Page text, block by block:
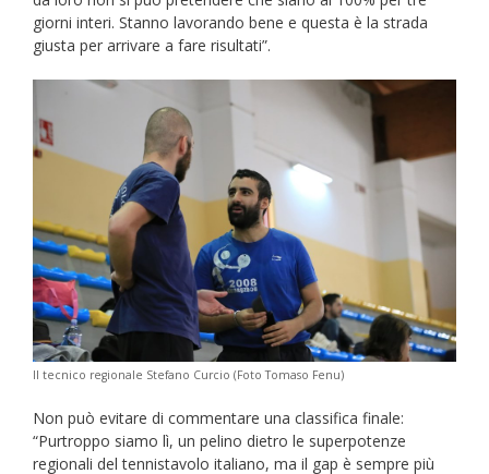
giorni interi. Stanno lavorando bene e questa è la strada
giusta per arrivare a fare risultati”.
Il tecnico regionale Stefano Curcio (Foto Tomaso Fenu)
Non può evitare di commentare una classifica finale:
“Purtroppo siamo lì, un pelino dietro le superpotenze
regionali del tennistavolo italiano, ma il gap è sempre più